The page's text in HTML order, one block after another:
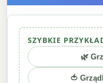
SZYBKIE
🌿
🍅